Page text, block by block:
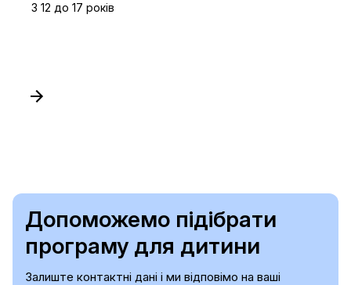
З 12 до 17 років
Допоможемо підібрати
програму для дитини
Залиште контактні дані і ми відповімо на ваші